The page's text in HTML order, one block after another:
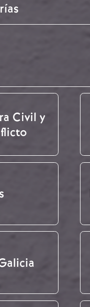
Civil y